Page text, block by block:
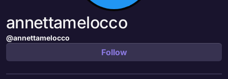
annettamelocco
@annettamelocco
Follow